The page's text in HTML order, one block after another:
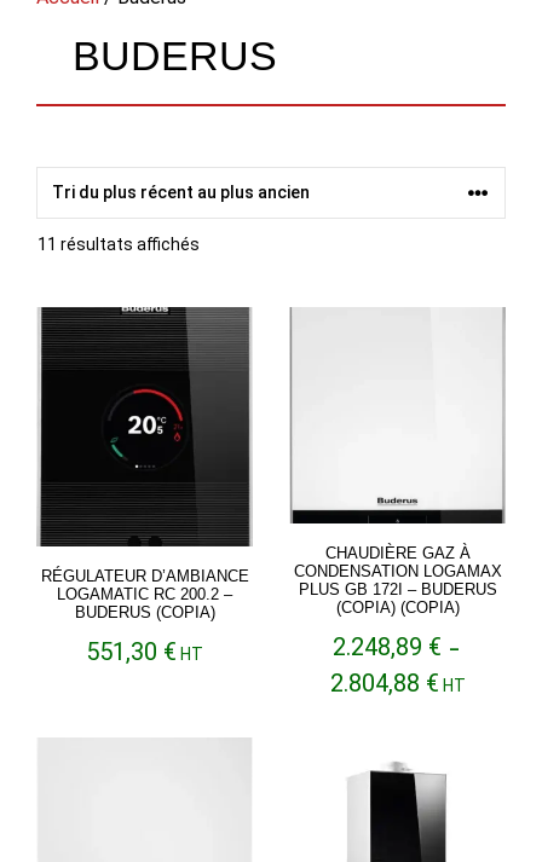
BUDERUS
11 résultats affichés
récent
au
RÉGULATEUR D’AMBIANCE
LOGAMATIC RC 200.2 –
BUDERUS (COPIA)
551,30 € HT
CHAUDIÈRE GAZ À
CONDENSATION LOGAMAX
PLUS GB 172I – BUDERUS
(COPIA) (COPIA)
2.248,89 € –
2.804,88 €Plage
à
2.804,88 €
HT